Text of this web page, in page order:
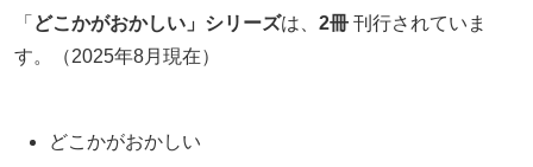
「 どこかがおかしい」シリーズは、 2冊 刊行されていま
す。（2025年8月現在）
どこかがおかしい